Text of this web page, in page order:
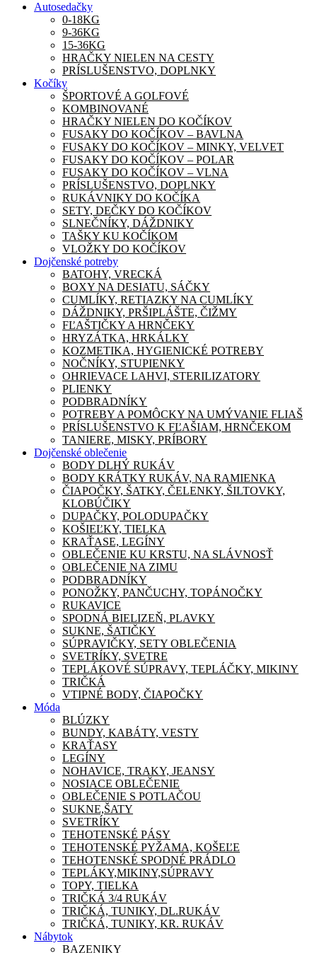
Autosedačky
0-18KG
9-36KG
15-36KG
HRAČKY NIELEN NA CESTY
PRÍSLUŠENSTVO, DOPLNKY
Kočíky
ŠPORTOVÉ A GOLFOVÉ
KOMBINOVANÉ
HRAČKY NIELEN DO KOČÍKOV
FUSAKY DO KOČÍKOV – BAVLNA
FUSAKY DO KOČÍKOV – MINKY, VELVET
FUSAKY DO KOČÍKOV – POLAR
FUSAKY DO KOČÍKOV – VLNA
PRÍSLUŠENSTVO, DOPLNKY
RUKÁVNIKY DO KOČÍKA
SETY, DEČKY DO KOČÍKOV
SLNEČNÍKY, DÁŽDNIKY
TAŠKY KU KOČÍKOM
VLOŽKY DO KOČÍKOV
Dojčenské potreby
BATOHY, VRECKÁ
BOXY NA DESIATU, SÁČKY
CUMLÍKY, RETIAZKY NA CUMLÍKY
DÁŽDNIKY, PRŠIPLÁŠTE, ČIŽMY
FĽAŠTIČKY A HRNČEKY
HRYZÁTKA, HRKÁLKY
KOZMETIKA, HYGIENICKÉ POTREBY
NOČNÍKY, STUPIENKY
OHRIEVACE LAHVI, STERILIZATORY
PLIENKY
PODBRADNÍKY
POTREBY A POMÔCKY NA UMÝVANIE FLIAŠ
PRÍSLUŠENSTVO K FĽAŠIAM, HRNČEKOM
TANIERE, MISKY, PRÍBORY
Dojčenské oblečenie
BODY DLHÝ RUKÁV
BODY KRÁTKY RUKÁV, NA RAMIENKA
ČIAPOČKY, ŠATKY, ČELENKY, ŠILTOVKY,
KLOBÚČIKY
DUPAČKY, POLODUPAČKY
KOŠIEĽKY, TIELKA
KRAŤASE, LEGÍNY
OBLEČENIE KU KRSTU, NA SLÁVNOSŤ
OBLEČENIE NA ZIMU
PODBRADNÍKY
PONOŽKY, PANČUCHY, TOPÁNOČKY
RUKAVICE
SPODNÁ BIELIZEŇ, PLAVKY
SUKNE, ŠATIČKY
SÚPRAVIČKY, SETY OBLEČENIA
SVETRÍKY, SVETRE
TEPLÁKOVÉ SÚPRAVY, TEPLÁČKY, MIKINY
TRIČKÁ
VTIPNÉ BODY, ČIAPOČKY
Móda
BLÚZKY
BUNDY, KABÁTY, VESTY
KRAŤASY
LEGÍNY
NOHAVICE, TRAKY, JEANSY
NOSIACE OBLEČENIE
OBLEČENIE S POTLAČOU
SUKNE,ŠATY
SVETRÍKY
TEHOTENSKÉ PÁSY
TEHOTENSKÉ PYŽAMA, KOŠEĽE
TEHOTENSKÉ SPODNÉ PRÁDLO
TEPLÁKY,MIKINY,SÚPRAVY
TOPY, TIELKA
TRIČKÁ 3/4 RUKÁV
TRIČKÁ, TUNIKY, DL.RUKÁV
TRIČKÁ, TUNIKY, KR. RUKÁV
Nábytok
BAZENIKY